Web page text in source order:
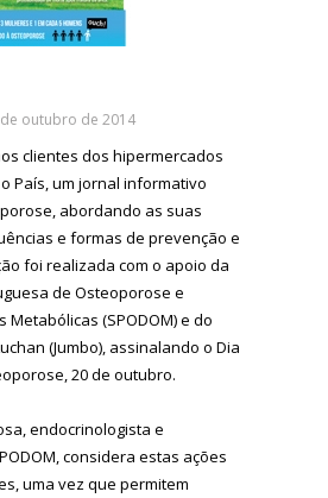
outubro de 2014
clientes dos hipermercados
País, um jornal informativo
abordando as suas
e formas de prevenção e
foi realizada com o apoio da
de Osteoporose e
Metabólicas (SPODOM) e do
(Jumbo), assinalando o Dia
20 de outubro.
endocrinologista e
considera estas ações
uma vez que permitem